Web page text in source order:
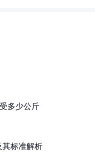
多少公斤
其标准解析